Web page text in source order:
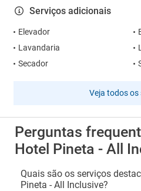
Serviços adicionais
Elevador
Lavandaria
Secador
Veja todos os
Perguntas
Hotel Pineta - All
Quais são os serviços
Pineta - All Inclusive?